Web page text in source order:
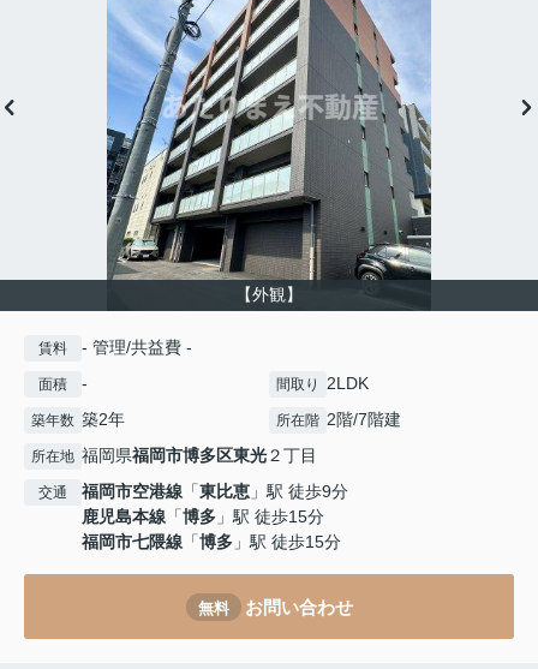
【外観】
賃料 - 管理/共益費 -
面積 - 間取り 2LDK
築年数 築2年 所在階 2階/7階建
所在地 福岡県福岡市博多区東光２丁目
交通 福岡市空港線 「東比恵 」駅 徒歩9分
鹿児島本線 「博多 」駅 徒歩15分
福岡市七隈線 「博多 」駅 徒歩15分
無料 お問い合わせ